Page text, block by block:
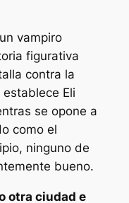
vampiro
figurativa
contra la
Eli
se opone a
como el
ninguno de
bueno.
otra ciudad e